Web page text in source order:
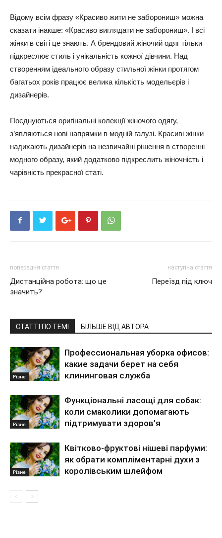
Відому всім фразу «Красиво жити не заборониш» можна
сказати інакше: «Красиво виглядати не заборониш». І всі
жінки в світі це знають. А брендовий жіночий одяг тільки
підкреслює стиль і унікальність кожної дівчини. Над
створенням ідеального образу стильної жінки протягом
багатьох років працює велика кількість модельєрів і
дизайнерів.
Поєднуються оригінальні колекції жіночого одягу,
з’являються нові напрямки в модній галузі. Красиві жінки
надихають дизайнерів на незвичайні рішення в створенні
модного образу, який додатково підкреслить жіночність і
чарівність прекрасної статі.
попередня стаття
Дистанційна робота: що це
значить?
наступна стаття
Переїзд під ключ
СТАТТІ ПО ТЕМІ БІЛЬШЕ ВІД АВТОРА
Різне
Профессиональная уборка офисов:
какие задачи берет на себя
клининговая служба
Різне
Функціональні ласощі для собак:
коли смаколики допомагають
підтримувати здоров’я
Різне
Квітково-фруктові нішеві парфуми:
як обрати компліментарні духи з
королівським шлейфом